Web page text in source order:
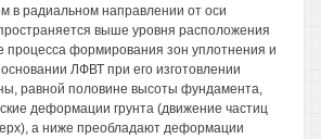
в радиальном направлении от оси
выше уровня расположения
процесса формирования зон уплотнения и
ЛФВТ при его изготовлении
равной половине высоты фундамента,
деформации грунта (движение частиц
а ниже преобладают деформации